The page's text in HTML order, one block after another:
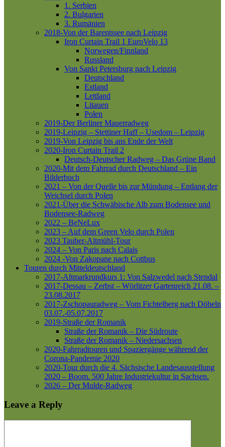
1. Serbien
2. Bulgarien
3. Rumänien
2018-Von der Barentssee nach Leipzig
Iron Curtain Trail 1 EuroVelo 13
Norwegen/Finnland
Russland
Von Sankt Petersburg nach Leipzig
Deutschland
Estland
Lettland
Litauen
Polen
2019-Der Berliner Mauerradweg
2019-Leipzig – Stettiner Haff – Usedom – Leipzig
2019-Von Leipzig bis ans Ende der Welt
2020-Iron Curtain Trail 2
Deutsch-Deutscher Radweg – Das Grüne Band
2020-Mit dem Fahrrad durch Deutschland – Ein
Bilderbuch
2021 – Von der Quelle bis zur Mündung – Entlang der
Weichsel durch Polen
2021-Über die Schwäbische Alb zum Bodensee und
Bodensee-Radweg
2022 – BeNeLux
2023 – Auf dem Green Velo durch Polen
2023 Tauber-Altmühl-Tour
2024 – Von Paris nach Calais
2024 -Von Zakopane nach Cottbus
Touren durch Mitteldeutschland
2017-Altmarkrundkurs 1: Von Salzwedel nach Stendal
2017-Dessau – Zerbst – Wörlitzer Gartenreich 21.08. –
23.08.2017
2017-Zschopauradweg – Vom Fichtelberg nach Döbeln
03.07.-05.07.2017
2019-Straße der Romanik
Straße der Romanik – Die Südroute
Straße der Romanik – Niedersachsen
2020-Fahrradtouren und Spaziergänge während der
Corona-Pandemie 2020
2020-Tour durch die 4. Sächsische Landesausstellung
2020 – Boom. 500 Jahre Industriekultur in Sachsen.
2026 – Der Mulde-Radweg
Leave a Reply